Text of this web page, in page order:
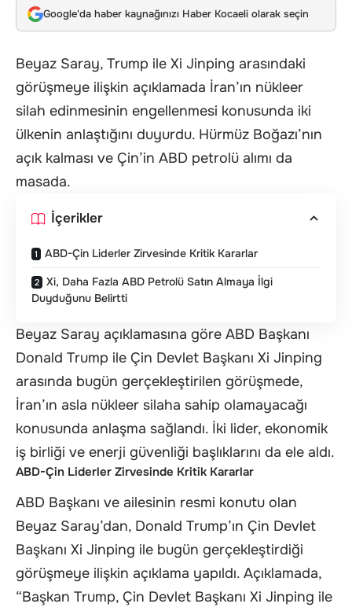
Google'da haber kaynağınızı Haber Kocaeli olarak seçin
Beyaz Saray, Trump ile Xi Jinping arasındaki
görüşmeye ilişkin açıklamada İran’ın nükleer
silah edinmesinin engellenmesi konusunda iki
ülkenin anlaştığını duyurdu. Hürmüz Boğazı’nın
açık kalması ve Çin’in ABD petrolü alımı da
masada.
İçerikler
ABD-Çin Liderler Zirvesinde Kritik Kararlar
Xi, Daha Fazla ABD Petrolü Satın Almaya İlgi
Duyduğunu Belirtti
Beyaz Saray açıklamasına göre ABD Başkanı
Donald Trump ile Çin Devlet Başkanı Xi Jinping
arasında bugün gerçekleştirilen görüşmede,
İran’ın asla nükleer silaha sahip olamayacağı
konusunda anlaşma sağlandı. İki lider, ekonomik
iş birliği ve enerji güvenliği başlıklarını da ele aldı.
ABD-Çin Liderler Zirvesinde Kritik Kararlar
ABD Başkanı ve ailesinin resmi konutu olan
Beyaz Saray’dan, Donald Trump’ın Çin Devlet
Başkanı Xi Jinping ile bugün gerçekleştirdiği
görüşmeye ilişkin açıklama yapıldı. Açıklamada,
“Başkan Trump, Çin Devlet Başkanı Xi Jinping ile